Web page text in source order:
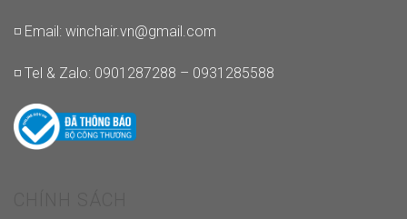
◽ Email: winchair.vn@gmail.com
◽ Tel & Zalo: 0901287288 – 0931285588